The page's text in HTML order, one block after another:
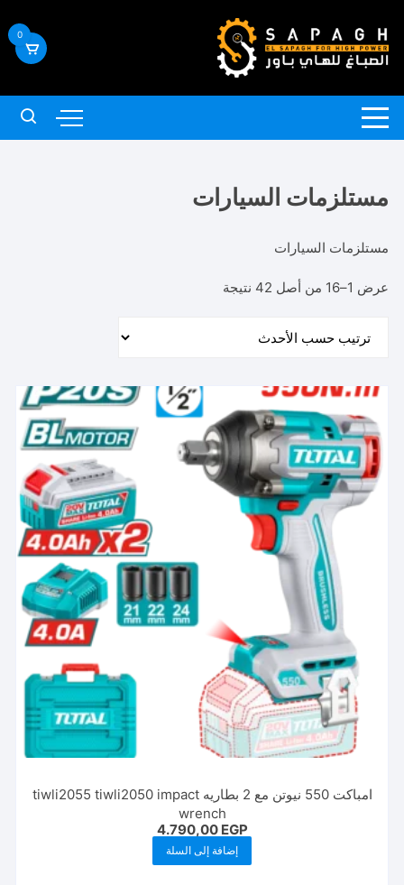
إلى
المحتوى
0
مستلزمات السيارات
مستلزمات السيارات
عرض 1–16 من أصل 42 نتيجة
امباكت 550 نيوتن مع 2 بطاريه tiwli2055 tiwli2050 impact
wrench
4.790,00 EGP
إضافة إلى السلة